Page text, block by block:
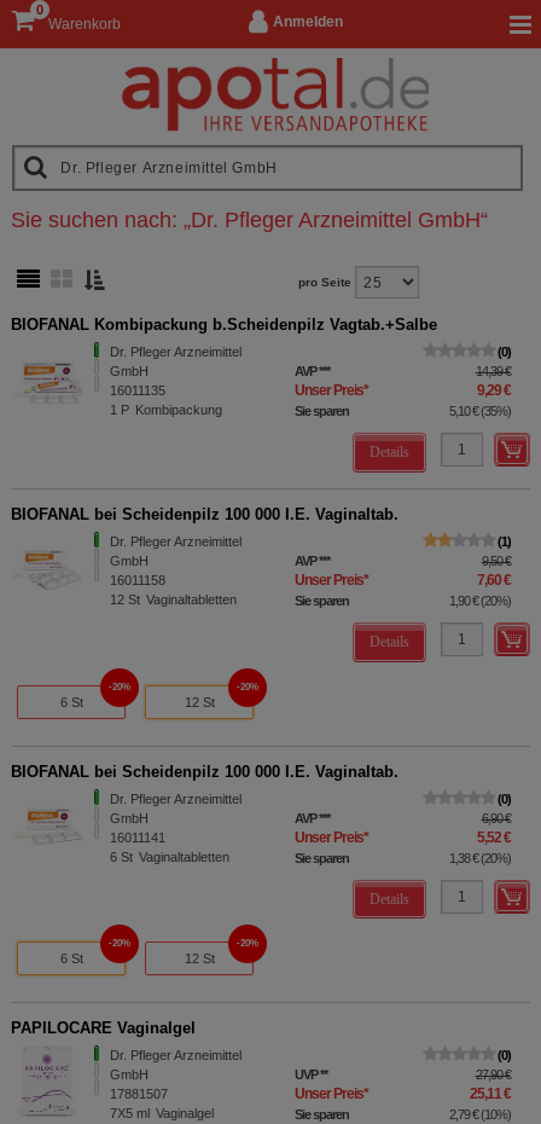
Anmelden
Warenkorb
0
Sie suchen nach: „Dr. Pfleger Arzneimittel GmbH“
pro Seite
BIOFANAL Kombipackung b.Scheidenpilz Vagtab.+Salbe
Dr. Pfleger Arzneimittel
GmbH
16011135
1 P Kombipackung
0
AVP*** 14,39 €
Unser Preis* 9,29 €
Sie sparen 5,10 €(35%)
Details
BIOFANAL bei Scheidenpilz 100 000 I.E. Vaginaltab.
Dr. Pfleger Arzneimittel
GmbH
16011158
12 St Vaginaltabletten
1
AVP*** 9,50 €
Unser Preis* 7,60 €
Sie sparen 1,90 €(20%)
Details
6 St
20%
12 St
20%
BIOFANAL bei Scheidenpilz 100 000 I.E. Vaginaltab.
Dr. Pfleger Arzneimittel
GmbH
16011141
6 St Vaginaltabletten
0
AVP*** 6,90 €
Unser Preis* 5,52 €
Sie sparen 1,38 €(20%)
Details
6 St
20%
12 St
20%
PAPILOCARE Vaginalgel
Dr. Pfleger Arzneimittel
GmbH
17881507
7X5 ml Vaginalgel
0
UVP** 27,90 €
Unser Preis* 25,11 €
Sie sparen 2,79 €(10%)